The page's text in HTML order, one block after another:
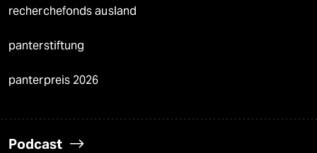
recherchefonds ausland
panterstiftung
panterpreis 2026
Podcast